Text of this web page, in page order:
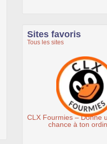
Sites favoris
Tous les sites
seconde
Ateliers du